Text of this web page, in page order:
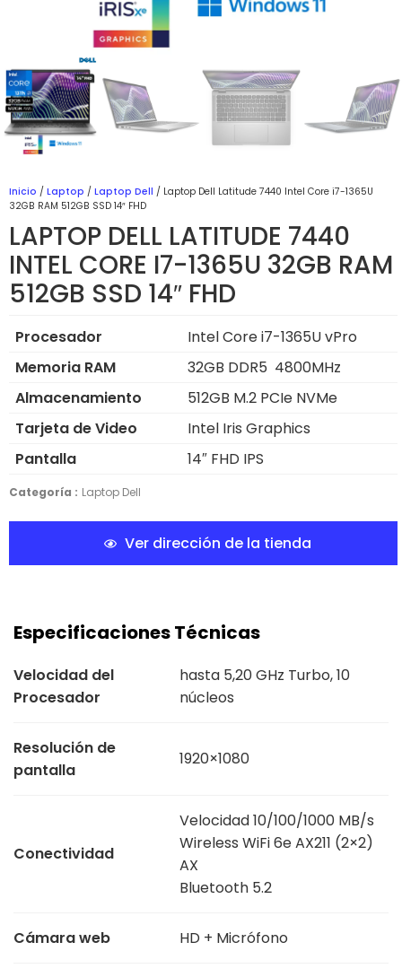
Inicio / Laptop / Laptop Dell / Laptop Dell Latitude 7440 Intel Core i7-1365U
32GB RAM 512GB SSD 14″ FHD
LAPTOP DELL LATITUDE 7440
INTEL CORE I7-1365U 32GB RAM
512GB SSD 14″ FHD
Procesador
Intel Core i7-1365U vPro
Memoria RAM
32GB DDR5 4800MHz
Almacenamiento
512GB M.2 PCIe NVMe
Tarjeta de Video
Intel Iris Graphics
Pantalla
14″ FHD IPS
Categoría : Laptop Dell
Ver dirección de la tienda
Especificaciones Técnicas
Velocidad del
Procesador
hasta 5,20 GHz Turbo, 10
núcleos
Resolución de
pantalla
1920×1080
Conectividad
Velocidad 10/100/1000 MB/s
Wireless WiFi 6e AX211 (2×2)
AX
Bluetooth 5.2
Cámara web HD + Micrófono